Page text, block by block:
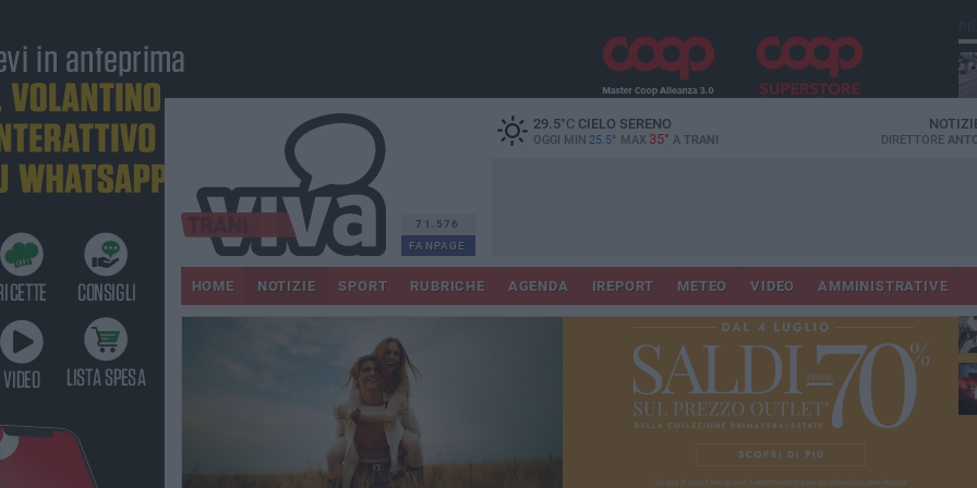
71.576
FANPAGE
29.5°CCIELO SERENO
OGGI MIN 25.5° MAX 35° A TRANI DIRETTORE
HOME NOTIZIE SPORT RUBRICHE AGENDA IREPORT METEO VIDEO AMMINISTRATIVE